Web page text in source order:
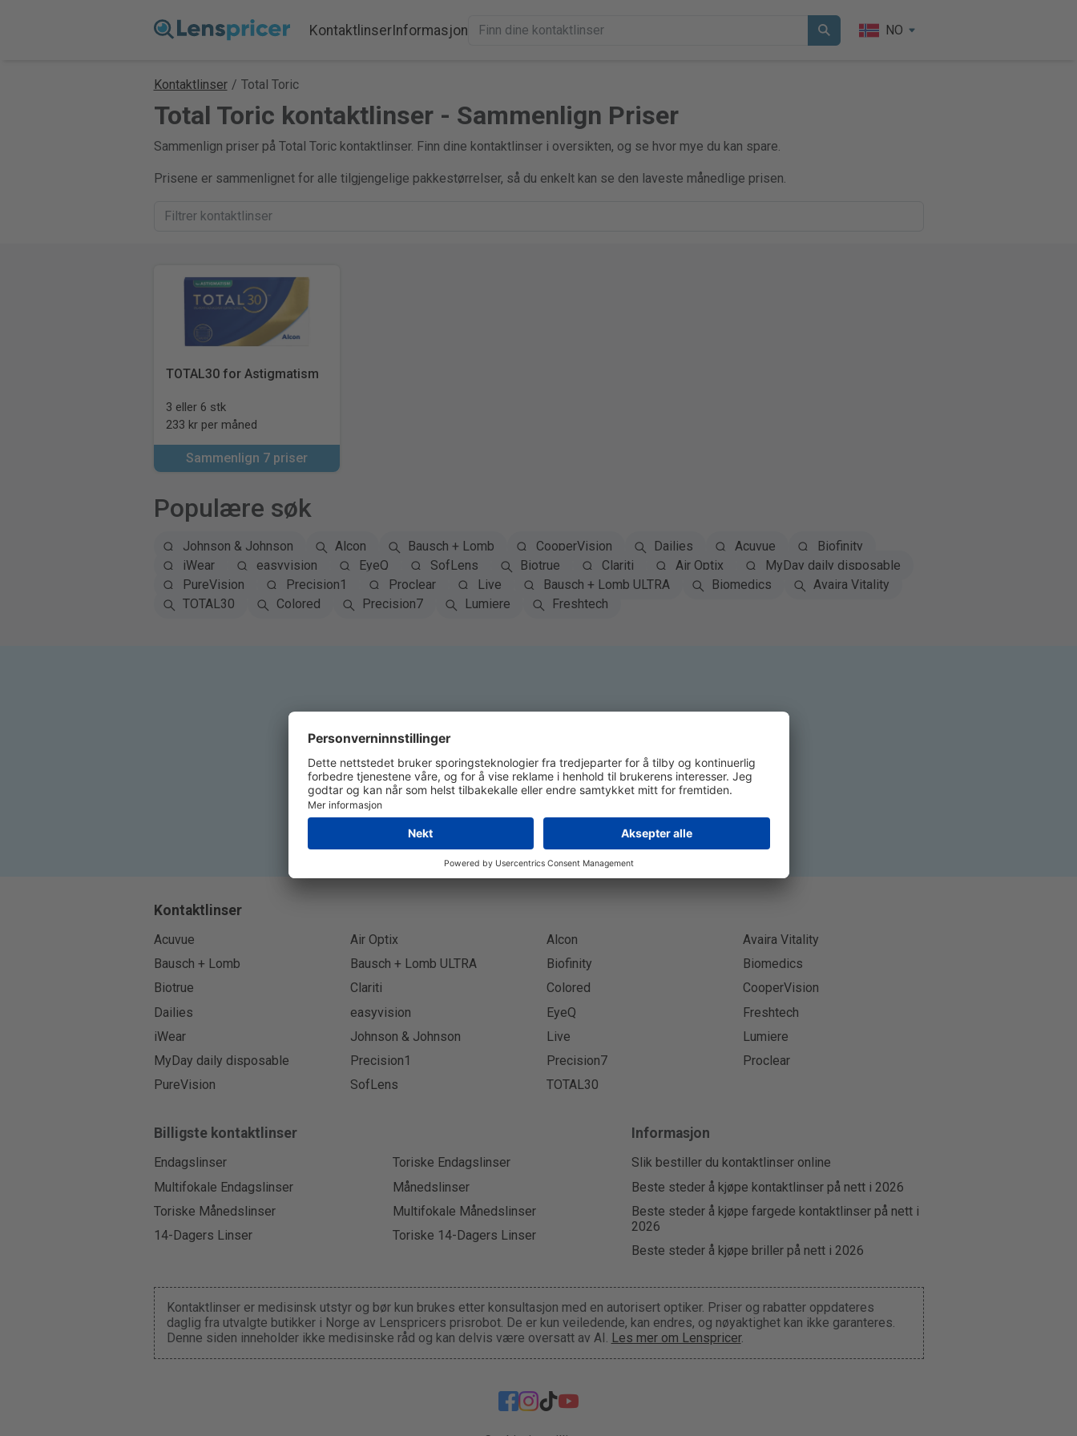
KontaktlinserInformasjon NO
Kontaktlinser / Total Toric
Total Toric kontaktlinser - Sammenlign Priser
Sammenlign priser på Total Toric kontaktlinser. Finn dine kontaktlinser i oversikten, og se hvor mye du kan spare.
Prisene er sammenlignet for alle tilgjengelige pakkestørrelser, så du enkelt kan se den laveste månedlige prisen.
TOTAL30 for Astigmatism
3 eller 6 stk
233 kr per måned
Sammenlign 7 priser
Populære søk
Johnson & Johnson Alcon Bausch + Lomb CooperVision Dailies Acuvue
Biofinity
iWear
easyvision EyeQ SofLens Biotrue Clariti Air Optix
MyDay daily disposable
PureVision
Precision1 Proclear Live Bausch + Lomb ULTRA Biomedics
Avaira Vitality
TOTAL30
Colored Precision7 Lumiere Freshtech
Abonner på Nyhetsbrev
Abonner
Kontaktlinser
Acuvue Air Optix Alcon
Avaira Vitality
Bausch + Lomb
Bausch + Lomb ULTRA Biofinity
Biomedics
Biotrue
Clariti Colored
CooperVision
Dailies
easyvision EyeQ
Freshtech
iWear
Johnson & Johnson Live
Lumiere
MyDay daily disposable
Precision1 Precision7
Proclear
PureVision
SofLens TOTAL30
Billigste kontaktlinser
Endagslinser
Toriske Endagslinser
Multifokale Endagslinser
Månedslinser
Toriske Månedslinser
Multifokale Månedslinser
14-Dagers Linser
Toriske 14-Dagers Linser
Informasjon
Slik bestiller du kontaktlinser online
Beste steder å kjøpe kontaktlinser på nett i 2026
Beste steder å kjøpe fargede kontaktlinser på nett i
2026
Beste steder å kjøpe briller på nett i 2026
Kontaktlinser er medisinsk utstyr og bør kun brukes etter konsultasjon med en autorisert optiker. Priser og rabatter oppdateres
daglig fra utvalgte butikker i Norge av Lenspricers prisrobot. De er kun veiledende, kan endres, og nøyaktighet kan ikke garanteres.
Denne siden inneholder ikke medisinske råd og kan delvis være oversatt av AI. Les mer om Lenspricer.